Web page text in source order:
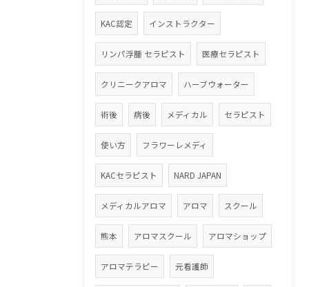
KAC認定 インストラクター
リンパ浮腫 セラピスト 医療セラピスト
クリニークアロマ ハーブウォーター
術後 病後 メディカル セラピスト
使い方 フラワーレメディ
KACセラピスト NARD JAPAN
メディカルアロマ アロマ スクール
熊本 アロマスクール アロマショップ
アロマテラピー 元看護師